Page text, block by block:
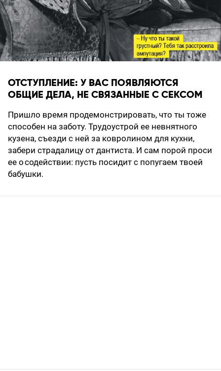
ОТСТУПЛЕНИЕ: У ВАС ПОЯВЛЯЮТСЯ
ОБЩИЕ ДЕЛА, НЕ СВЯЗАННЫЕ С СЕКСОМ
Пришло время продемонстрировать, что ты тоже
способен на заботу. Трудоустрой ее невнятного
кузена, съезди с ней за ковролином для кухни,
забери страдалицу от дантиста. И сам порой проси
ее о содействии: пусть посидит с попугаем твоей
бабушки.